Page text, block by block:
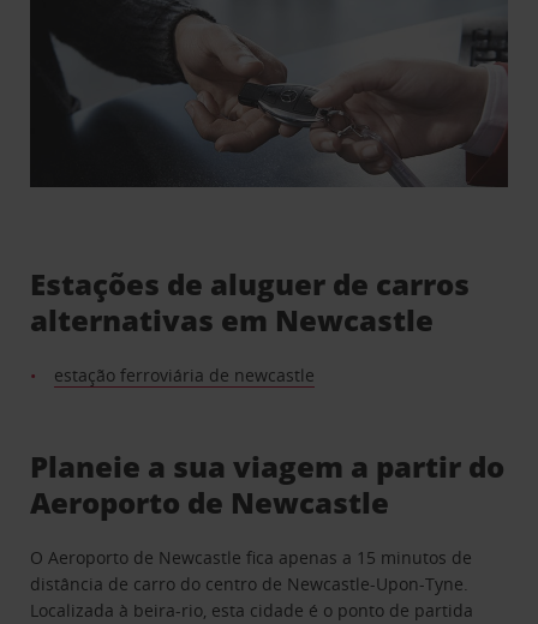
Estações de aluguer de carros
alternativas em Newcastle
estação ferroviária de newcastle
Planeie a sua viagem a partir do
Aeroporto de Newcastle
O Aeroporto de Newcastle fica apenas a 15 minutos de
distância de carro do centro de Newcastle-Upon-Tyne.
Localizada à beira-rio, esta cidade é o ponto de partida